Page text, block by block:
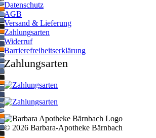
Datenschutz
AGB
Versand & Lieferung
Zahlungsarten
Widerruf
Barrierefreiheitserklärung
Zahlungsarten
© 2026 Barbara-Apotheke Bärnbach